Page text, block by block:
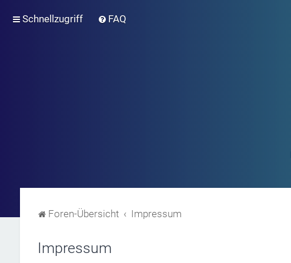
Schnellzugriff FAQ
Foren-Übersicht Impressum
Impressum